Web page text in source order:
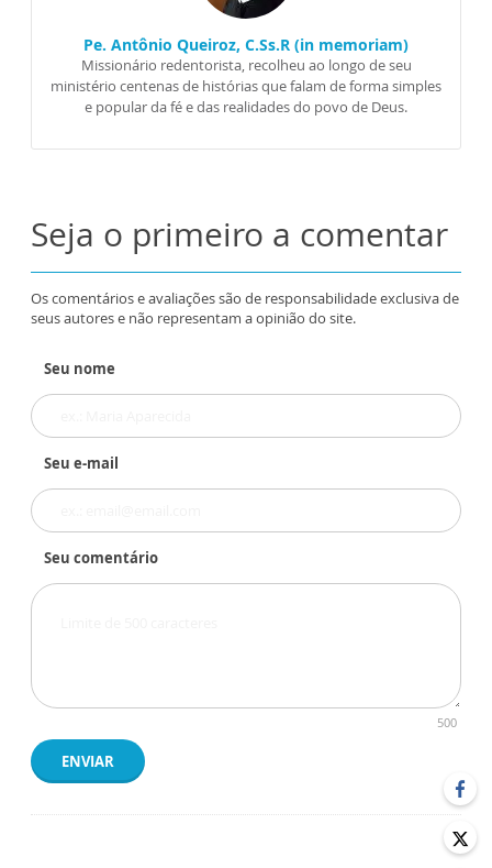
Pe. Antônio Queiroz, C.Ss.R (in memoriam)
Missionário redentorista, recolheu ao longo de seu
ministério centenas de histórias que falam de forma simples
e popular da fé e das realidades do povo de Deus.
Seja o primeiro a comentar
Os comentários e avaliações são de responsabilidade exclusiva de
seus autores e não representam a opinião do site.
Seu nome
Seu e-mail
Seu comentário
500
ENVIAR